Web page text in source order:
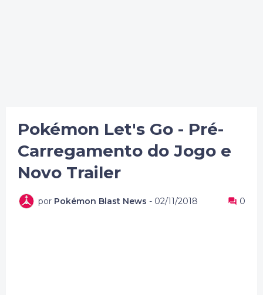
Pokémon Let's Go - Pré-
Carregamento do Jogo e
Novo Trailer
por Pokémon Blast News - 02/11/2018 0